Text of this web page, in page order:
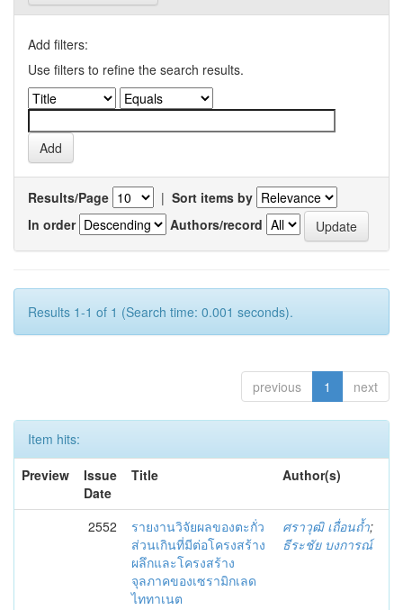
Add filters:
Use filters to refine the search results.
Results/Page | Sort items by
In order
Authors/record
Results 1-1 of 1 (Search time: 0.001 seconds).
previous 1 next
Item hits:
Preview
Issue
Date
Title Author(s)
2552
รายงานวิจัยผลของตะกั่ว
ส่วนเกินที่มีต่อโครงสร้าง
ผลึกและโครงสร้าง
จุลภาคของเซรามิกเลด
ไททาเนต
ศราวุฒิ เถื่อนถ้ำ;
ธีระชัย บงการณ์